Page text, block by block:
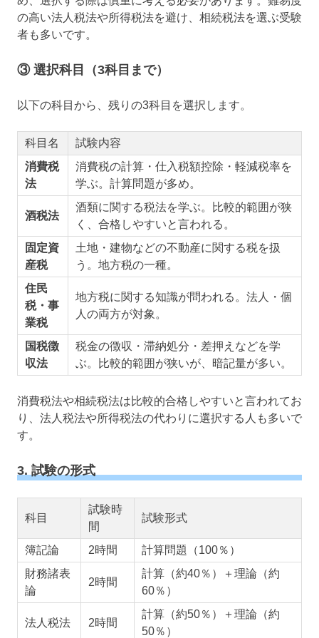
の高い法人税法や所得税法を避け、相続税法を選ぶ受験
者も多いです。
③ 選択科目（3科目まで）
以下の科目から、残りの3科目を選択します。
科目名
試験内容
消費税
法
消費税の計算・仕入税額控除・軽減税率を
学ぶ。計算問題が多め。
酒税法
酒類に関する税法を学ぶ。比較的範囲が狭
く、合格しやすいと言われる。
固定資
産税
土地・建物などの不動産に関する税を扱
う。地方税の一種。
住民
税・事
業税
地方税に関する知識が問われる。法人・個
人の両方が対象。
国税徴
収法
税金の徴収・滞納処分・差押えなどを学
ぶ。比較的範囲が狭いが、暗記量が多い。
消費税法や相続税法は比較的合格しやすいと言われてお
り、法人税法や所得税法の代わりに選択する人も多いで
す。
3. 試験の形式
科目
試験時
間
試験形式
簿記論 2時間
計算問題（100％）
財務諸表
論
2時間
計算（約40％）＋理論（約
60％）
法人税法 2時間
計算（約50％）＋理論（約
50％）